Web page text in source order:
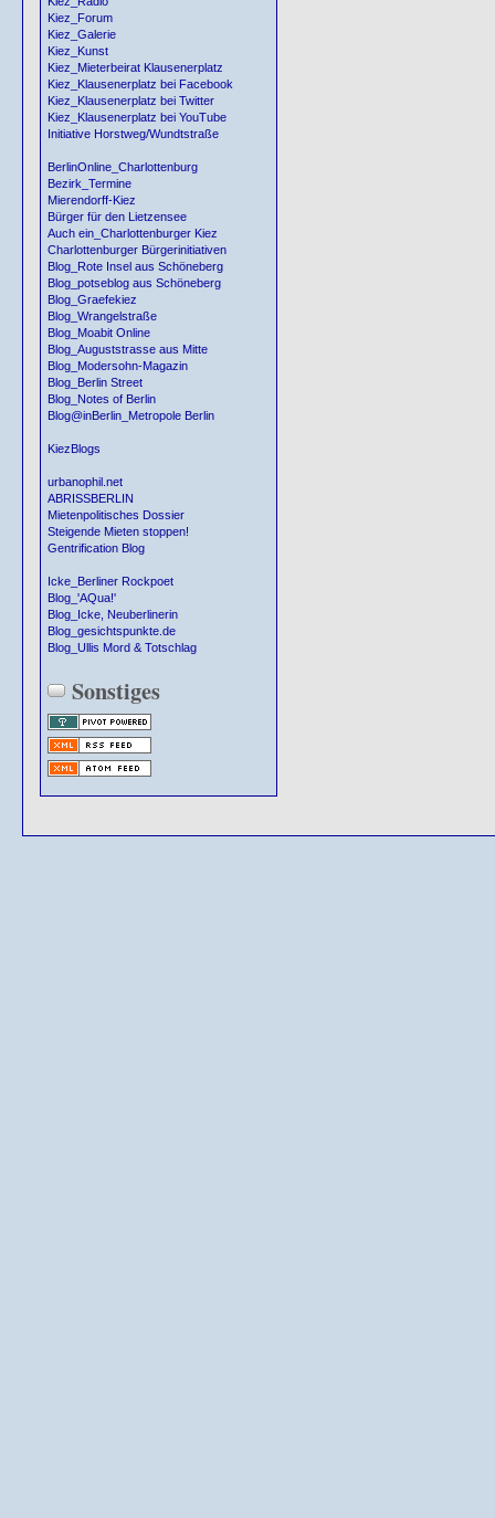
Kiez_Forum
Kiez_Galerie
Kiez_Kunst
Kiez_Mieterbeirat Klausenerplatz
Kiez_Klausenerplatz bei Facebook
Kiez_Klausenerplatz bei Twitter
Kiez_Klausenerplatz bei YouTube
Initiative Horstweg/Wundtstraße
BerlinOnline_Charlottenburg
Bezirk_Termine
Mierendorff-Kiez
Bürger für den Lietzensee
Auch ein_Charlottenburger Kiez
Charlottenburger Bürgerinitiativen
Blog_Rote Insel aus Schöneberg
Blog_potseblog aus Schöneberg
Blog_Graefekiez
Blog_Wrangelstraße
Blog_Moabit Online
Blog_Auguststrasse aus Mitte
Blog_Modersohn-Magazin
Blog_Berlin Street
Blog_Notes of Berlin
Blog@inBerlin_Metropole Berlin
KiezBlogs
urbanophil.net
ABRISSBERLIN
Mietenpolitisches Dossier
Steigende Mieten stoppen!
Gentrification Blog
Icke_Berliner Rockpoet
Blog_'AQua!'
Blog_Icke, Neuberlinerin
Blog_gesichtspunkte.de
Blog_Ullis Mord & Totschlag
Sonstiges